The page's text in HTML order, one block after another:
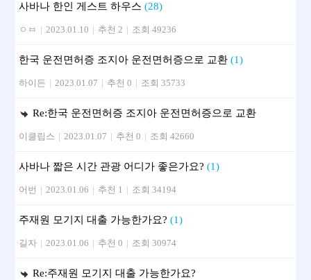
사바나 한인 게스트 하우스(28)
ㅇㅂ | 2023.01.10 | 추천 2 | 조회 49236
한국 운전면허증 조지아 운전면허증으로 교환(1)
하이든 | 2023.01.07 | 추천 0 | 조회 35733
Re:한국 운전면허증 조지아 운전면허증으로 교환
이클립스 | 2023.01.07 | 추천 0 | 조회 42660
사바나 짧은 시간 관광 어디가 좋은가요?(1)
어번 | 2023.01.06 | 추천 1 | 조회 34194
주재원 모기지 대출 가능한가요?(1)
길자 | 2023.01.06 | 추천 0 | 조회 30974
Re:주재원 모기지 대출 가능한가요?